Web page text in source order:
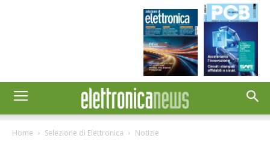
Home Selezione di Elettronica Notizie